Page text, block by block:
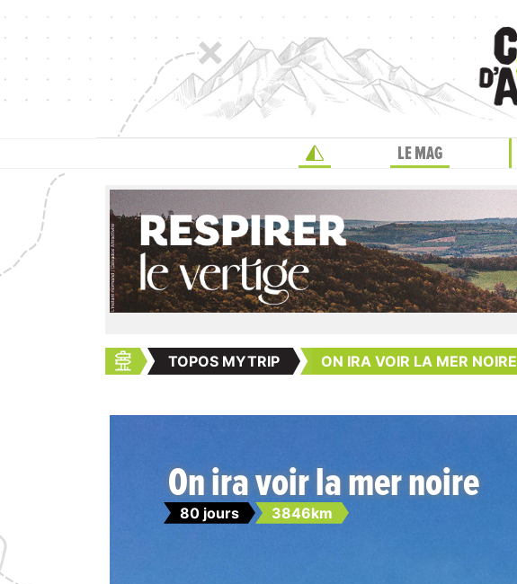
LE MAG
TOPOS MYTRIP ON IRA VOIR LA MER NOIRE
On ira voir la mer noire
80 jours 3846km